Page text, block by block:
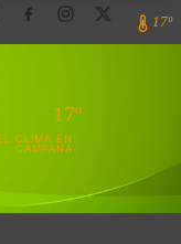
17º
17º
CLIMA EN
CAMPANA